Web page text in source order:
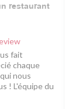
restaurant
fait
chaque
nous
! L'équipe du